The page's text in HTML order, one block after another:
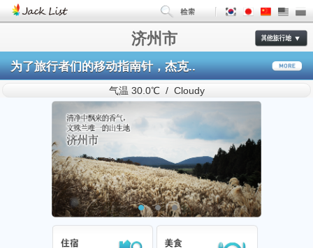
济州市
为了旅行者们的移动指南针，杰克..
气温 30.0℃ / Cloudy